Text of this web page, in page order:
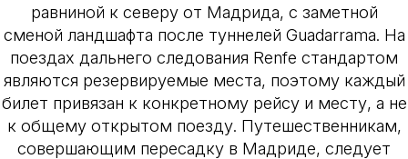
равниной к северу от Мадрида, с заметной
сменой ландшафта после туннелей Guadarrama. На
поездах дальнего следования Renfe стандартом
являются резервируемые места, поэтому каждый
билет привязан к конкретному рейсу и месту, а не
к общему открытом поезду. Путешественникам,
совершающим пересадку в Мадриде, следует